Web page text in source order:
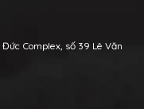
Đức Complex, số 39 Lê Văn